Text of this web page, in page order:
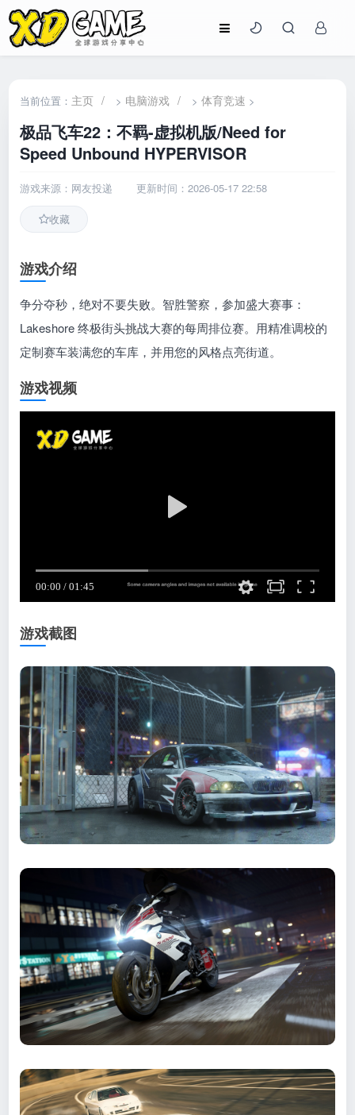
当前位置： 主页 / > 电脑游戏 / >体育竞速 >
极品飞车22：不羁-虚拟机版/Need for
Speed Unbound HYPERVISOR
游戏来源：网友投递 更新时间：2026-05-17 22:58
收藏
游戏介绍
争分夺秒，绝对不要失败。智胜警察，参加盛大赛事：
Lakeshore 终极街头挑战大赛的每周排位赛。用精准调校的
定制赛车装满您的车库，并用您的风格点亮街道。
游戏视频
游戏截图